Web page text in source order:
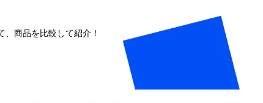
、商品を比較して紹介！